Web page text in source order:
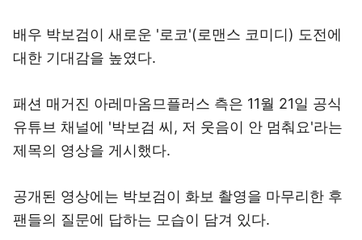
배우 박보검이 새로운 '로코'(로맨스 코미디) 도전에
대한 기대감을 높였다.
패션 매거진 아레마옴므플러스 측은 11월 21일 공식
유튜브 채널에 '박보검 씨, 저 웃음이 안 멈춰요'라는
제목의 영상을 게시했다.
공개된 영상에는 박보검이 화보 촬영을 마무리한 후
팬들의 질문에 답하는 모습이 담겨 있다.